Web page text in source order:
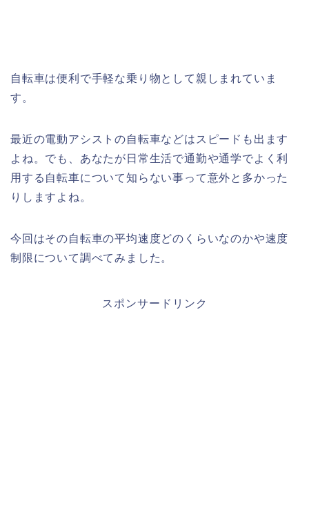
自転車は便利で手軽な乗り物として親しまれていま
す。
最近の電動アシストの自転車などはスピードも出ます
よね。でも、あなたが日常生活で通勤や通学でよく利
用する自転車について知らない事って意外と多かった
りしますよね。
今回はその自転車の平均速度どのくらいなのかや速度
制限について調べてみました。
スポンサードリンク